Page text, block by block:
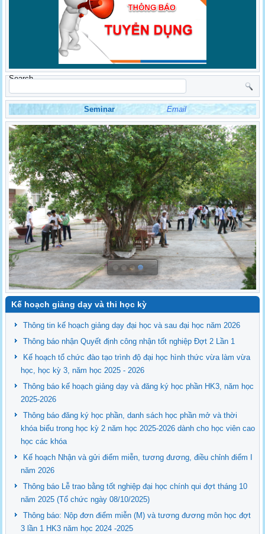
Search
Seminar Email
Kế hoạch giảng dạy và thi học kỳ
Thông tin kế hoạch giảng dạy đại học và sau đại học năm 2026
Thông báo nhận Quyết định công nhận tốt nghiệp Đợt 2 Lần 1
Kế hoạch tổ chức đào tạo trình độ đại học hình thức vừa làm vừa
học, học kỳ 3, năm học 2025 - 2026
Thông báo kế hoạch giảng dạy và đăng ký học phần HK3, năm học
2025-2026
Thông báo đăng ký học phần, danh sách học phần mở và thời
khóa biểu trong học kỳ 2 năm học 2025-2026 dành cho học viên cao
học các khóa
Kế hoạch Nhận và gửi điểm miễn, tương đương, điều chỉnh điểm I
năm 2026
Thông báo Lễ trao bằng tốt nghiệp đại học chính qui đợt tháng 10
năm 2025 (Tổ chức ngày 08/10/2025)
Thông báo: Nộp đơn điểm miễn (M) và tương đương môn học đợt
3 lần 1 HK3 năm học 2024 -2025